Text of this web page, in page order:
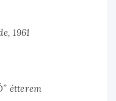
1961
étterem